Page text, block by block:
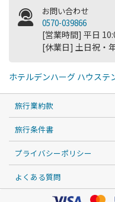
お問い合わせ
0570-039866
[営業時間] 平日
[休業日] 土日祝・
ホテルデンハーグ ハウステ
旅行業約款
旅行条件書
プライバシーポリシー
よくある質問